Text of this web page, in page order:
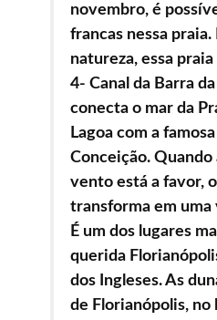
novembro, é
francas nessa
natureza, essa
4- Canal da Barra da
conecta o mar da
Lagoa com a
Conceição. Quando
vento está a favor,
transforma em
É um dos lugares
querida
dos Ingleses. As
de Florianópolis, no